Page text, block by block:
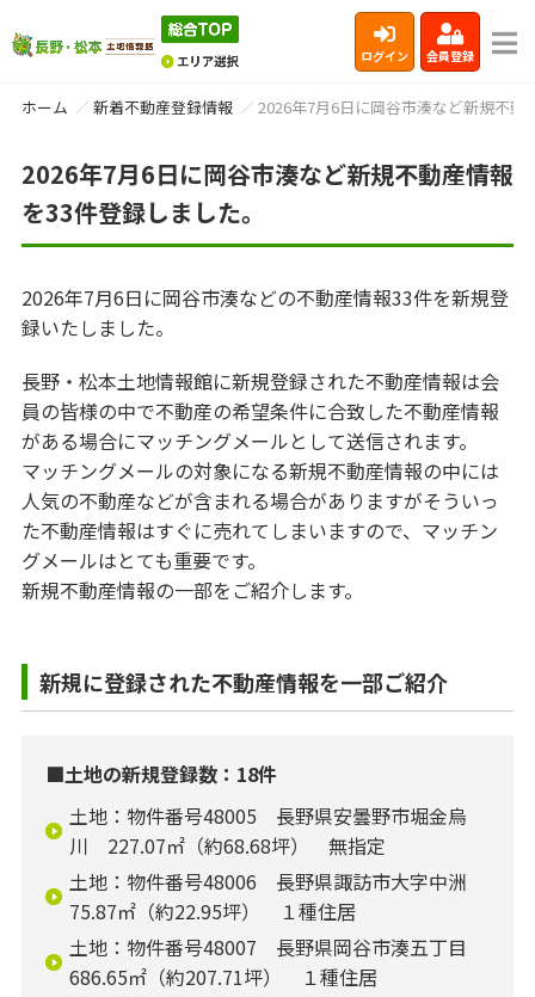
ログイン 会員登録
ホーム 新着不動産登録情報 2026年7月6日に岡谷市湊など新規不動
2026年7月6日に岡谷市湊など新規不動産情報
を33件登録しました。
2026年7月6日に岡谷市湊などの不動産情報33件を新規登
録いたしました。
長野・松本土地情報館に新規登録された不動産情報は会
員の皆様の中で不動産の希望条件に合致した不動産情報
がある場合にマッチングメールとして送信されます。
マッチングメールの対象になる新規不動産情報の中には
人気の不動産などが含まれる場合がありますがそういっ
た不動産情報はすぐに売れてしまいますので、マッチン
グメールはとても重要です。
新規不動産情報の一部をご紹介します。
新規に登録された不動産情報を一部ご紹介
■土地の新規登録数：18件
土地：物件番号48005 長野県安曇野市堀金烏
川 227.07㎡（約68.68坪） 無指定
土地：物件番号48006 長野県諏訪市大字中洲
75.87㎡（約22.95坪） １種住居
土地：物件番号48007 長野県岡谷市湊五丁目
686.65㎡（約207.71坪） １種住居